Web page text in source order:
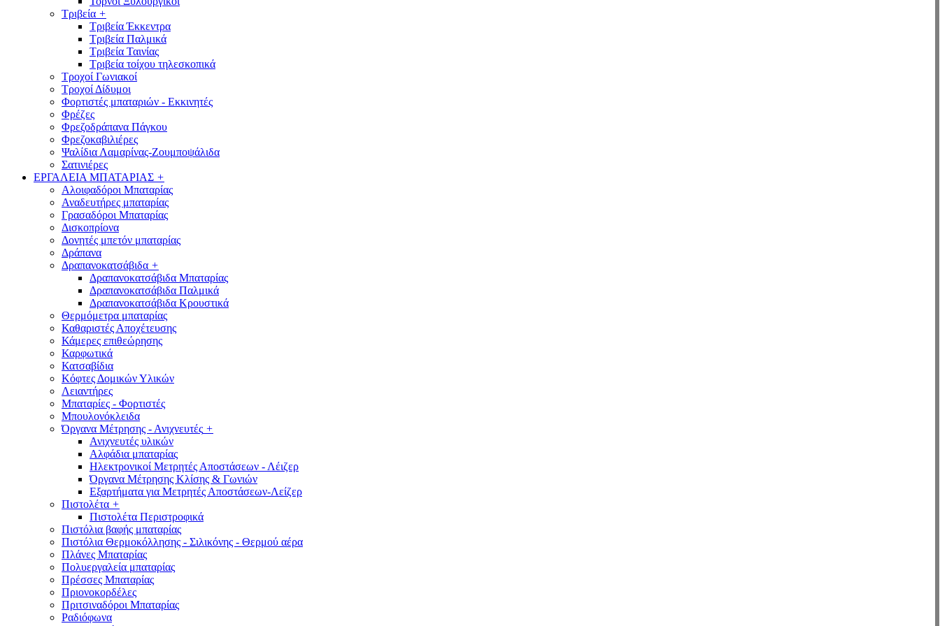
Τριβεία +
Τριβεία Έκκεντρα
Τριβεία Παλμικά
Τριβεία Ταινίας
Τριβεία τοίχου τηλεσκοπικά
Τροχοί Γωνιακοί
Τροχοί Δίδυμοι
Φορτιστές μπαταριών - Εκκινητές
Φρέζες
Φρεζοδράπανα Πάγκου
Φρεζοκαβιλιέρες
Ψαλίδια Λαμαρίνας-Ζουμποψάλιδα
Σατινιέρες
ΕΡΓΑΛΕΙΑ ΜΠΑΤΑΡΙΑΣ +
Αλοιφαδόροι Μπαταρίας
Αναδευτήρες μπαταρίας
Γρασαδόροι Μπαταρίας
Δισκοπρίονα
Δονητές μπετόν μπαταρίας
Δράπανα
Δραπανοκατσάβιδα +
Δραπανοκατσάβιδα Μπαταρίας
Δραπανοκατσάβιδα Παλμικά
Δραπανοκατσάβιδα Κρουστικά
Θερμόμετρα μπαταρίας
Καθαριστές Αποχέτευσης
Κάμερες επιθεώρησης
Καρφωτικά
Κατσαβίδια
Κόφτες Δομικών Υλικών
Λειαντήρες
Μπαταρίες - Φορτιστές
Μπουλονόκλειδα
Όργανα Μέτρησης - Ανιχνευτές +
Ανιχνευτές υλικών
Αλφάδια μπαταρίας
Ηλεκτρονικοί Μετρητές Αποστάσεων - Λέιζερ
Όργανα Μέτρησης Κλίσης & Γωνιών
Εξαρτήματα για Μετρητές Αποστάσεων-Λείζερ
Πιστολέτα +
Πιστολέτα Περιστροφικά
Πιστόλια βαφής μπαταρίας
Πιστόλια Θερμοκόλλησης - Σιλικόνης - Θερμού αέρα
Πλάνες Μπαταρίας
Πολυεργαλεία μπαταρίας
Πρέσσες Μπαταρίας
Πριονοκορδέλες
Πριτσιναδόροι Μπαταρίας
Ραδιόφωνα